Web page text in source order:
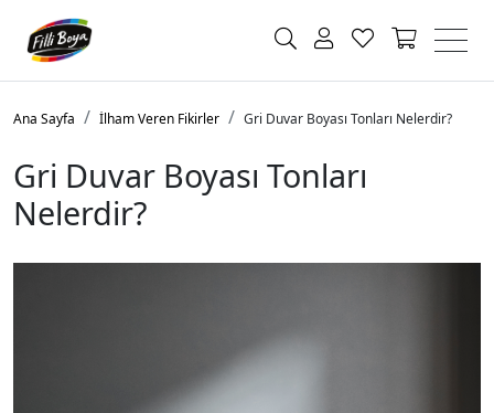
Ana Sayfa İlham Veren Fikirler Gri Duvar Boyası Tonları Nelerdir?
Gri Duvar Boyası Tonları
Nelerdir?